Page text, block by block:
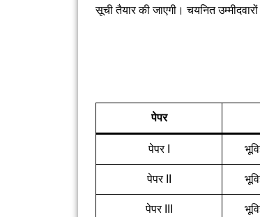
सूची तैयार की जाएगी। चयनित
पेपर
पेपर I
पेपर II
पेपर III